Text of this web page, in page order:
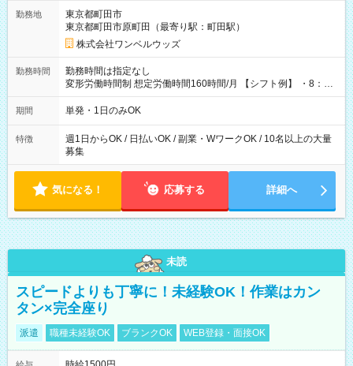
勤務地
東京都町田市
東京都町田市原町田（最寄り駅：町田駅）
株式会社ワンベルウッズ
勤務時間
勤務時間は指定なし
変形労働時間制 想定労働時間160時間/月 【シフト例】 ・8：00
～21：00
期間 単発・1日のみOK
特徴
週1日からOK / 日払いOK / 副業・WワークOK / 10名以上の大量
募集
気になる！ 応募する 詳細へ
未読
スピードよりも丁寧に！未経験OK！作業はカン
タン×完全座り
派遣 職種未経験OK ブランクOK WEB登録・面接OK